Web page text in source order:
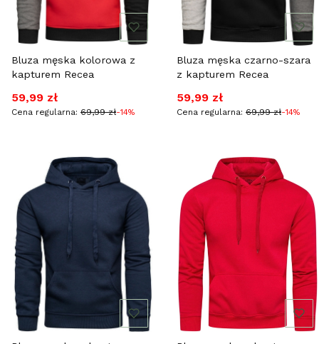
Bluza męska kolorowa z
kapturem Recea
Cena promocyjna
59,99 zł
Cena regularna: 69,99 zł-14%
Bluza męska czarno-szara
z kapturem Recea
Cena promocyjna
59,99 zł
Cena regularna: 69,99 zł-14%